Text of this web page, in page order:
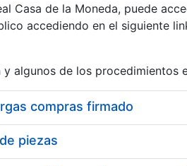
Casa de la Moneda, puede
accediendo en el siguiente
algunos de los procedimientos
compras firmado
piezas